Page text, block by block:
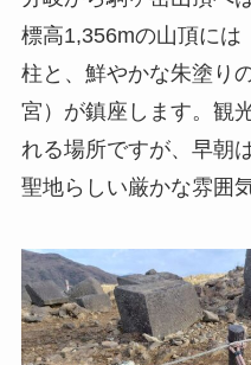
標高1,356mの山頂には
柱と、鮮やかな朱塗り
宮）が鎮座します。観
れる場所ですが、早朝
聖地らしい厳かな雰囲